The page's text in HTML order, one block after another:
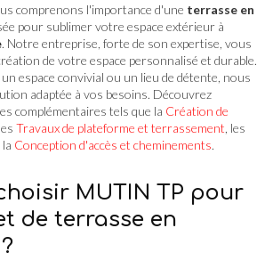
comprenons l'importance d'une terrasse en
pour sublimer votre espace extérieur à
. Notre entreprise, forte de son expertise, vous
de votre espace personnalisé et durable.
espace convivial ou un lieu de détente, nous
adaptée à vos besoins. Découvrez
complémentaires tels que la Création de
, les Travaux de plateforme et terrassement , les
Conception d'accès et cheminements.
MUTIN TP pour
de terrasse en